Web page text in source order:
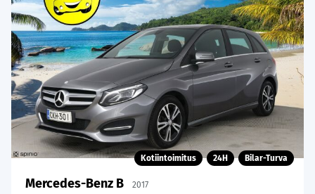
Kotiintoimitus 24H Bilar-Turva
Mercedes-Benz B 2017